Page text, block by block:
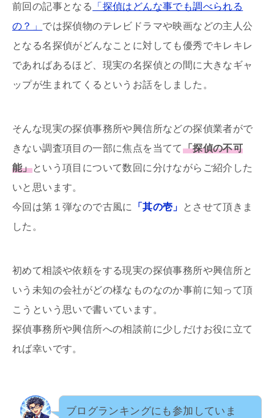
前回の記事となる
「探偵はどんな事でも調べられる
の？」 では探偵物のテレビドラマや映画などの主人公
となる名探偵がどんなことに対しても優秀でキレキレ
であればあるほど、現実の名探偵との間に大きなギャ
ップが生まれてくるというお話をしました。
そんな現実の探偵事務所や興信所などの探偵業者がで
きない調査項目の一部に焦点を当てて「探偵の不可
能」という項目について数回に分けながらご紹介した
いと思います。
今回は第１弾なので古風に
「其の壱」
とさせて頂きま
した。
初めて相談や依頼をする現実の探偵事務所や興信所と
いう未知の会社がどの様なものなのか事前に知って頂
こうという思いで書いています。
探偵事務所や興信所への相談前に少しだけお役に立て
れば幸いです。
ブログランキングにも参加していま